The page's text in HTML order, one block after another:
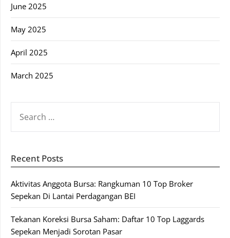
June 2025
May 2025
April 2025
March 2025
FOR:
Recent Posts
Aktivitas Anggota Bursa: Rangkuman 10 Top Broker
Sepekan Di Lantai Perdagangan BEI
Tekanan Koreksi Bursa Saham: Daftar 10 Top Laggards
Sepekan Menjadi Sorotan Pasar